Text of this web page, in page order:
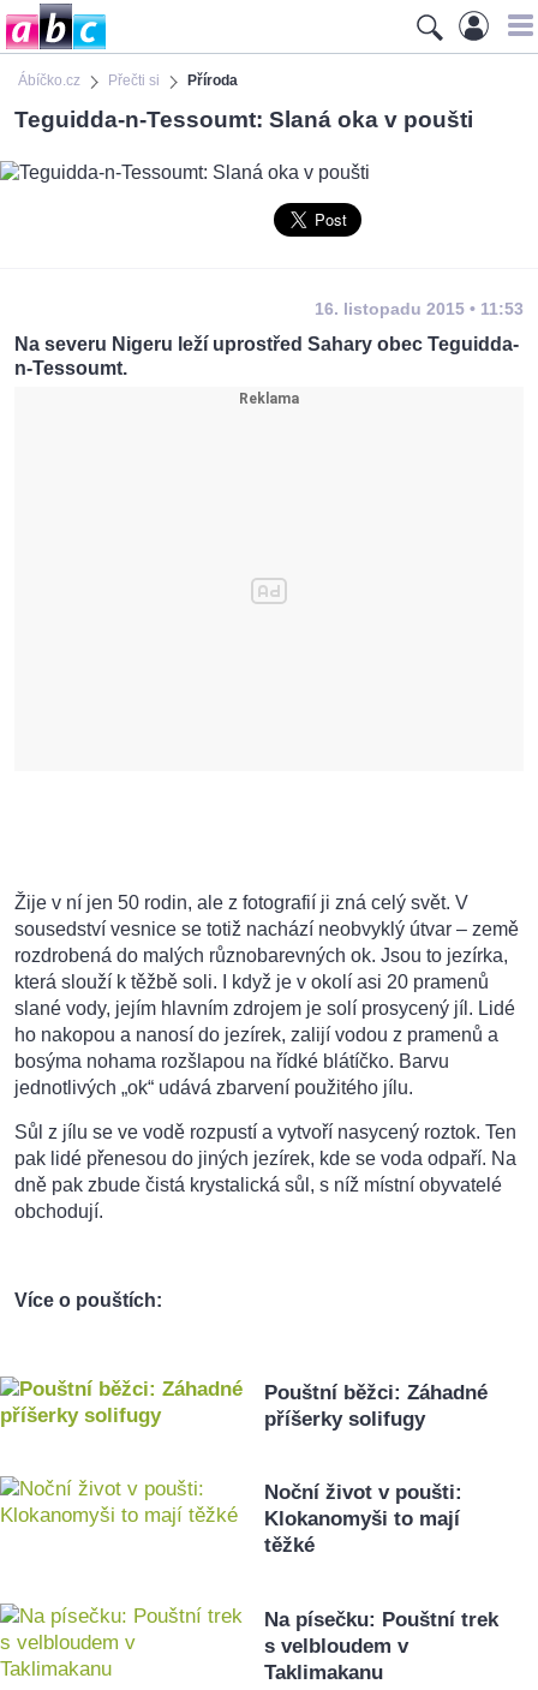
Ábíčko.cz Přečti si Příroda
Teguidda-n-Tessoumt: Slaná oka v poušti
16. listopadu 2015 • 11:53
Na severu Nigeru leží uprostřed Sahary obec Teguidda-
n-Tessoumt.
Žije v ní jen 50 rodin, ale z fotografií ji zná celý svět. V
sousedství vesnice se totiž nachází neobvyklý útvar – země
rozdrobená do malých různobarevných ok. Jsou to jezírka,
která slouží k těžbě soli. I když je v okolí asi 20 pramenů
slané vody, jejím hlavním zdrojem je solí prosycený jíl. Lidé
ho nakopou a nanosí do jezírek, zalijí vodou z pramenů a
bosýma nohama rozšlapou na řídké blátíčko. Barvu
jednotlivých „ok“ udává zbarvení použitého jílu.
Sůl z jílu se ve vodě rozpustí a vytvoří nasycený roztok. Ten
pak lidé přenesou do jiných jezírek, kde se voda odpaří. Na
dně pak zbude čistá krystalická sůl, s níž místní obyvatelé
obchodují.
Více o pouštích:
Pouštní běžci: Záhadné
příšerky solifugy
Noční život v poušti:
Klokanomyši to mají
těžké
Na písečku: Pouštní trek
s velbloudem v
Taklimakanu